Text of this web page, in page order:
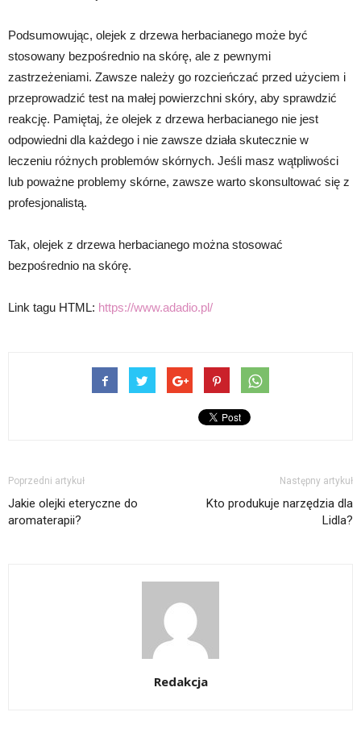
Podsumowując, olejek z drzewa herbacianego może być
stosowany bezpośrednio na skórę, ale z pewnymi
zastrzeżeniami. Zawsze należy go rozcieńczać przed użyciem i
przeprowadzić test na małej powierzchni skóry, aby sprawdzić
reakcję. Pamiętaj, że olejek z drzewa herbacianego nie jest
odpowiedni dla każdego i nie zawsze działa skutecznie w
leczeniu różnych problemów skórnych. Jeśli masz wątpliwości
lub poważne problemy skórne, zawsze warto skonsultować się z
profesjonalistą.
Tak, olejek z drzewa herbacianego można stosować
bezpośrednio na skórę.
Link tagu HTML: https://www.adadio.pl/
Poprzedni artykuł
Jakie olejki eteryczne do
aromaterapii?
Następny artykuł
Kto produkuje narzędzia dla
Lidla?
Redakcja